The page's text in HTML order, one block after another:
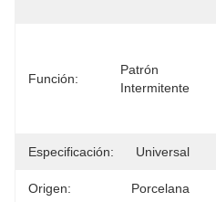
Función:
Patrón
Intermitente
Especificación: Universal
Origen: Porcelana